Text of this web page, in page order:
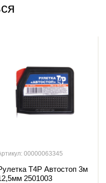
00000063345
T4P Автостоп 3м
2501003